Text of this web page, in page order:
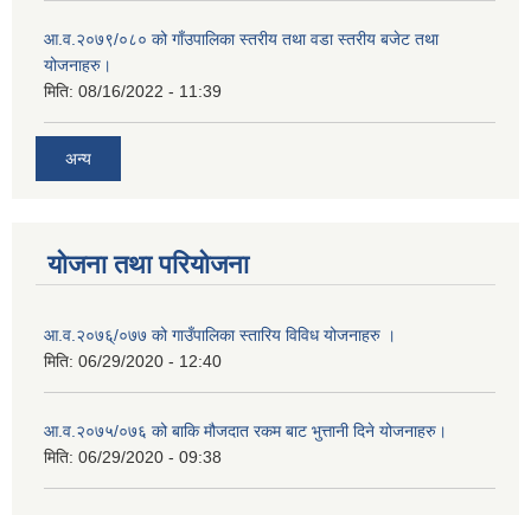
आ.व.२०७९/०८० को गाँउपालिका स्तरीय तथा वडा स्तरीय बजेट तथा
योजनाहरु।
मिति: 08/16/2022 - 11:39
अन्य
योजना तथा परियोजना
आ.व.२०७६्/०७७ को गाउँपालिका स्तारिय विविध योजनाहरु ।
मिति: 06/29/2020 - 12:40
आ.व.२०७५/०७६ को बाकि मौजदात रकम बाट भुत्तानी दिने योजनाहरु।
मिति: 06/29/2020 - 09:38